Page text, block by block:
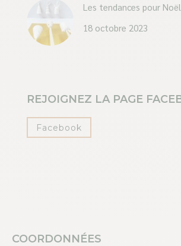
Les tendances pour
18 octobre 2023
REJOIGNEZ LA PAGE
Facebook
COORDONNÉES